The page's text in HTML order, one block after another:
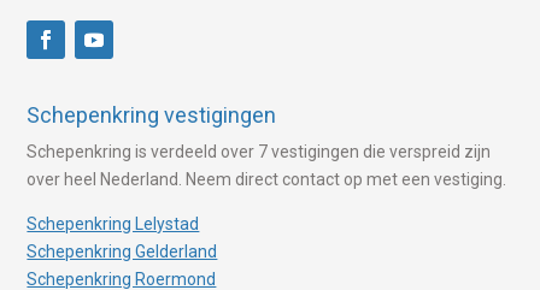
Schepenkring vestigingen
Schepenkring is verdeeld over 7 vestigingen die verspreid zijn
over heel Nederland. Neem direct contact op met een vestiging.
Schepenkring Lelystad
Schepenkring Gelderland
Schepenkring Roermond